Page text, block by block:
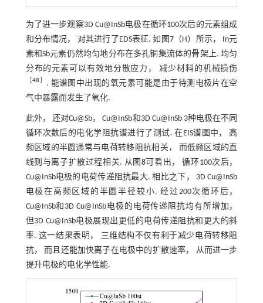
为了进一步观察3D Cu@InSb电极在循环100次后的元素组成
和分布情况， 对其进行了EDS表征. 如 图7（H）所示， In元
素和Sb元素仍然均匀地分布在多孔铜集流体的骨架上. 均匀
分布的元素可以有效地分散应力， 减少材料的机械损伤
［48］ . 能谱图中出现的氧元素可能是由于待测电极片在空
气中暴露而发生了氧化.
此外， 还对Cu@Sb， Cu@InSb和3D Cu@InSb 3种电极在不同
循环次数后的电化学阻抗谱进行了测试. 在EIS谱图中， 高
频区域的半圆通常与电荷转移阻抗相关， 而低频区域的直
线则与离子扩散过程相关. 从 图8可看出， 循环100次后，
Cu@InSb电极的电荷传递阻抗最大. 相比之下， 3D Cu@InSb
电极在高频区域的半圆半径较小. 经过200次循环后，
Cu@InSb和3D Cu@InSb电极的电荷传递阻抗均有所增加，
但3D Cu@InSb电极展现出更低的电荷传递阻抗和更大的斜
率. 这一结果表明， 三维结构不仅有利于减少电荷转移阻
抗， 而且还能加快离子在电极中的扩散速率， 从而进一步
提升电极的电化学性能.